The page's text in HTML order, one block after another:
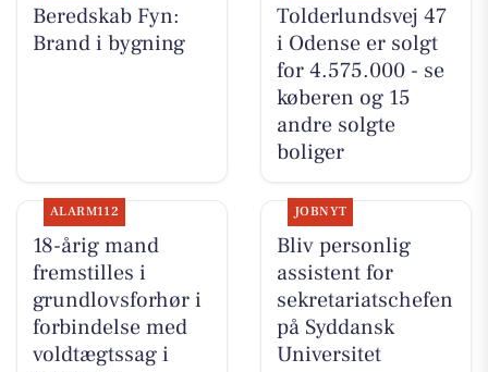
Beredskab Fyn:
Brand i bygning
Tolderlundsvej 47
i Odense er solgt
for 4.575.000 - se
køberen og 15
andre solgte
boliger
ALARM112
18-årig mand
fremstilles i
grundlovsforhør i
forbindelse med
voldtægtssag i
JOBNYT
Bliv personlig
assistent for
sekretariatschefen
på Syddansk
Universitet